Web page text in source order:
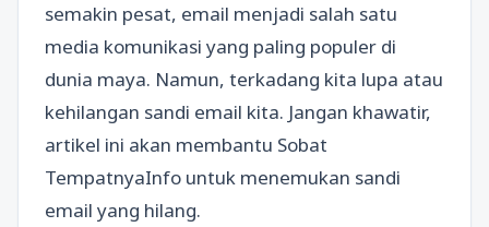
semakin pesat, email menjadi salah satu
media komunikasi yang paling populer di
dunia maya. Namun, terkadang kita lupa atau
kehilangan sandi email kita. Jangan khawatir,
artikel ini akan membantu Sobat
TempatnyaInfo untuk menemukan sandi
email yang hilang.